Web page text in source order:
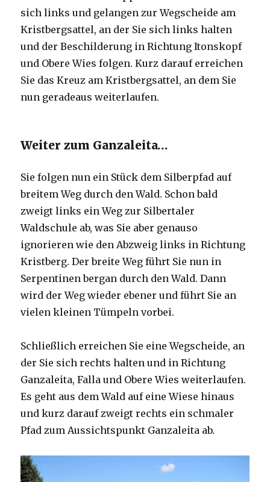
sich links und gelangen zur Wegscheide am
Kristbergsattel, an der Sie sich links halten
und der Beschilderung in Richtung Itonskopf
und Obere Wies folgen. Kurz darauf erreichen
Sie das Kreuz am Kristbergsattel, an dem Sie
nun geradeaus weiterlaufen.
Weiter zum Ganzaleita…
Sie folgen nun ein Stück dem Silberpfad auf
breitem Weg durch den Wald. Schon bald
zweigt links ein Weg zur Silbertaler
Waldschule ab, was Sie aber genauso
ignorieren wie den Abzweig links in Richtung
Kristberg. Der breite Weg führt Sie nun in
Serpentinen bergan durch den Wald. Dann
wird der Weg wieder ebener und führt Sie an
vielen kleinen Tümpeln vorbei.
Schließlich erreichen Sie eine Wegscheide, an
der Sie sich rechts halten und in Richtung
Ganzaleita, Falla und Obere Wies weiterlaufen.
Es geht aus dem Wald auf eine Wiese hinaus
und kurz darauf zweigt rechts ein schmaler
Pfad zum Aussichtspunkt Ganzaleita ab.